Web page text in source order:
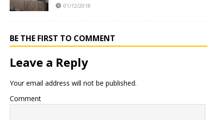
01/12/2018
BE THE FIRST TO COMMENT
Leave a Reply
Your email address will not be published.
Comment